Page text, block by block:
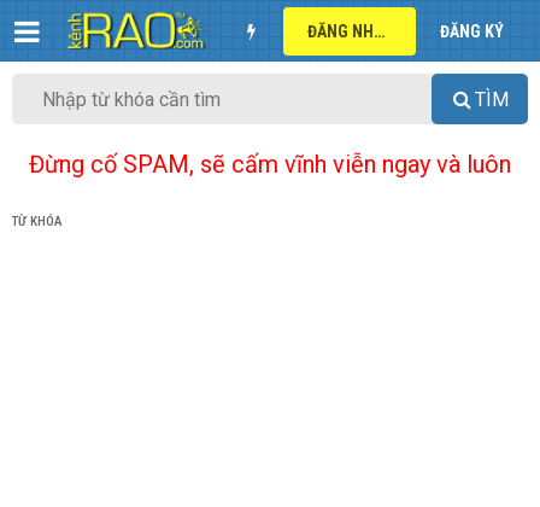
ĐĂNG NHẬP ĐĂNG KÝ
TÌM
Đừng cố SPAM, sẽ cấm vĩnh viễn ngay và luôn
TỪ KHÓA